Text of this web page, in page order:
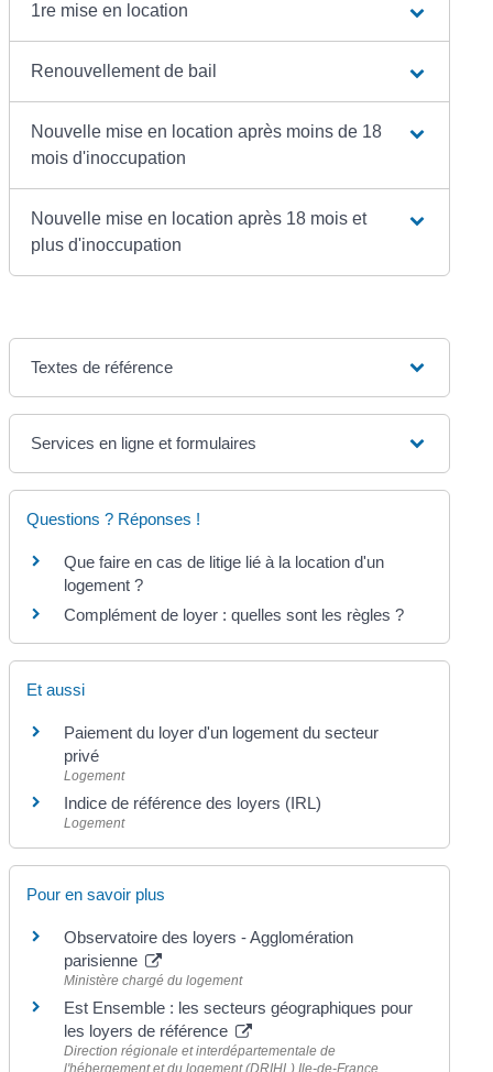
1re mise en location
Renouvellement de bail
Nouvelle mise en location après moins de 18
mois d'inoccupation
Nouvelle mise en location après 18 mois et
plus d'inoccupation
Textes de référence
Services en ligne et formulaires
Questions ? Réponses !
Que faire en cas de litige lié à la location d'un
logement ?
Complément de loyer : quelles sont les règles ?
Et aussi
Paiement du loyer d'un logement du secteur
privé
Logement
Indice de référence des loyers (IRL)
Logement
Pour en savoir plus
Observatoire des loyers - Agglomération
parisienne
Ministère chargé du logement
Est Ensemble : les secteurs géographiques pour
les loyers de référence
Direction régionale et interdépartementale de
l'hébergement et du logement (DRIHL) Ile-de-France